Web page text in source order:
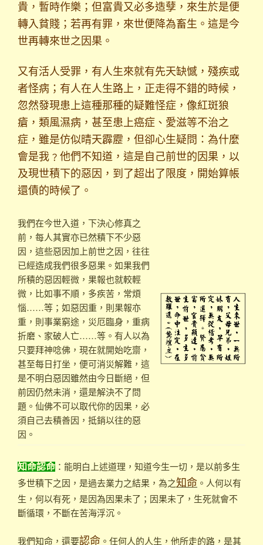
貴，暫時作樂；但富貴又必多造孽，來生於是便
轉入貧賤；若再有罪，來世便降為畜生。這是今
世再轉來世之因果。
又有活人受罪，有人生來就有先天缺憾，殘疾或
者怪病；有人在人生路上，正走得不錯的時候，
忽然發現患上這種那種的疑難怪症，像紅斑狼
瘡，類風濕病，甚至患上癌症、愛滋等不治之
症，雖是仿似晴天霹靂，但卻心生疑問：為什麼
會是我﹖他們不知道，這是自己前世的因果，以
及現世積下的惡因，到了超出了限度，開始算帳
還債的時候了。
我們在今世入道，下決心修真之
前，每人其實亦已然積下不少惡
因，這些惡因加上前世之因，往往
已經造成我們很多惡果。如果我們
所積的惡因輕微，果報也就較輕
微，比如事不順，多疾苦，常煩
惱……等；如惡因重，則果報亦
重，則事業窮途，災厄臨身，重病
折磨、家破人亡……等。有人以為
只要拜神唸佛，現在就開始吃齋，
甚至每日打坐，便可消災解難，這
是不明白惡因雖然由今日斷絕，但
前因仍然未消，還是解決不了問
題。仙佛不可以取代你的因果，必
須自己去積善因，抵銷以往的惡
因。
知命認命 ：能明白上述道理，知道今生一切，是以前多生
多世積下之因，是過去業力之結果，為之知命 。人何以有
生，何以有死，是因為因果未了；因果未了，生死就會不
斷循環，不斷在苦海浮沉。
我們知命，還要認命 。任何人的人生，他所走的路，是其